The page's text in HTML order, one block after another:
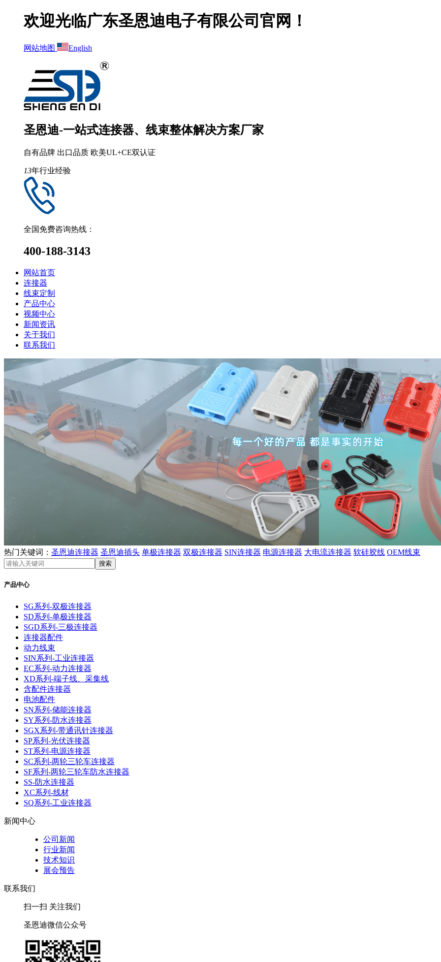
欢迎光临广东圣恩迪电子有限公司官网！
网站地图 English
圣恩迪-一站式连接器、线束整体解决方案厂家
自有品牌 出口品质 欧美UL+CE双认证
13年行业经验
全国免费咨询热线：
400-188-3143
网站首页
连接器
线束定制
产品中心
视频中心
新闻资讯
关于我们
联系我们
热门关键词： 圣恩迪连接器 圣恩迪插头 单极连接器 双极连接器 SIN连接器 电源连接器 大电流连接器 软硅胶线 OEM线束
产品中心
SG系列-双极连接器
SD系列-单极连接器
SGD系列-三极连接器
连接器配件
动力线束
SIN系列-工业连接器
EC系列-动力连接器
XD系列-端子线、采集线
含配件连接器
电池配件
SN系列-储能连接器
SY系列-防水连接器
SGX系列-带通讯针连接器
SP系列-光伏连接器
ST系列-电源连接器
SC系列-两轮三轮车连接器
SF系列-两轮三轮车防水连接器
SS-防水连接器
XC系列-线材
SQ系列-工业连接器
新闻中心
公司新闻
行业新闻
技术知识
展会预告
联系我们
扫一扫 关注我们
圣恩迪微信公众号